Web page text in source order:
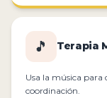
🎵 Terapia
Usa la música para
coordinación.